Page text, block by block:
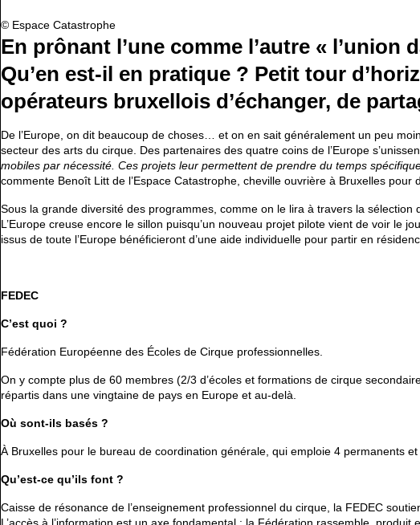
© Espace Catastrophe
En prônant l’une comme l’autre «
Qu’en est-il en pratique ? Petit tour
opérateurs bruxellois d’échanger, de
De l’Europe, on dit beaucoup de choses… et on en sait généralement un peu
secteur des arts du cirque. Des partenaires des quatre coins de l’Europe
mobiles par nécessité. Ces projets leur permettent de prendre du temps
commente Benoît Litt de l’Espace Catastrophe, cheville ouvrière à Bruxelles
Sous la grande diversité des programmes, comme on le lira à travers la
L’Europe creuse encore le sillon puisqu’un nouveau projet pilote vient de voir le
issus de toute l’Europe bénéficieront d’une aide individuelle pour partir en
FEDEC
C’est quoi ?
Fédération Européenne des Écoles de Cirque professionnelles.
On y compte plus de 60 membres (2/3 d’écoles et formations de cirque
répartis dans une vingtaine de pays en Europe et au-delà.
Où sont-ils basés ?
À Bruxelles pour le bureau de coordination générale, qui emploie 4 permanents et
Qu’est-ce qu’ils font ?
Caisse de résonance de l’enseignement professionnel du cirque, la FEDEC